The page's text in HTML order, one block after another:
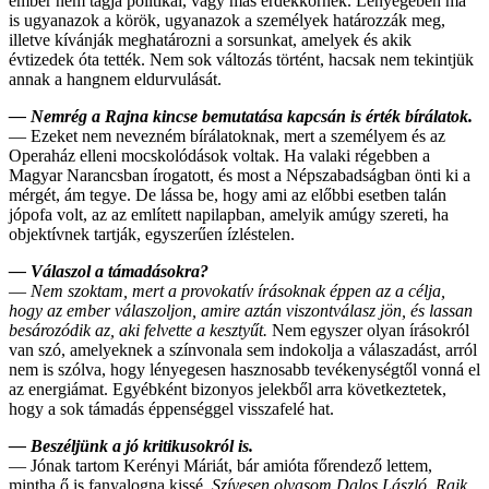
is ugyanazok a körök, ugyanazok a személyek határozzák meg,
illetve kívánják meghatározni a sorsunkat, amelyek és akik
évtizedek óta tették. Nem sok változás történt, hacsak nem tekintjük
annak a hangnem eldurvulását.
— Nemrég a Rajna kincse bemutatása kapcsán is érték bírálatok.
— Ezeket nem nevezném bírálatoknak, mert a személyem és az
Operaház elleni mocskolódások voltak. Ha valaki régebben a
Magyar Narancsban írogatott, és most a Népszabadságban önti ki a
mérgét, ám tegye. De lássa be, hogy ami az előbbi esetben talán
jópofa volt, az az említett napilapban, amelyik amúgy szereti, ha
objektívnek tartják, egyszerűen ízléstelen.
— Válaszol a támadásokra?
— Nem szoktam, mert a provokatív írásoknak éppen az a célja,
hogy az ember válaszoljon, amire aztán viszontválasz jön, és lassan
besározódik az, aki felvette a kesztyűt. Nem egyszer olyan írásokról
van szó, amelyeknek a színvonala sem indokolja a válaszadást, arról
nem is szólva, hogy lényegesen hasznosabb tevékenységtől vonná el
az energiámat. Egyébként bizonyos jelekből arra következtetek,
hogy a sok támadás éppenséggel visszafelé hat.
— Beszéljünk a jó kritikusokról is.
— Jónak tartom Kerényi Máriát, bár amióta főrendező lettem,
mintha ő is fanyalogna kissé. Szívesen olvasom Dalos László, Rajk